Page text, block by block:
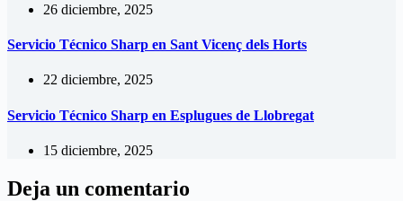
26 diciembre, 2025
Servicio Técnico Sharp en Sant Vicenç dels Horts
22 diciembre, 2025
Servicio Técnico Sharp en Esplugues de Llobregat
15 diciembre, 2025
Deja un comentario